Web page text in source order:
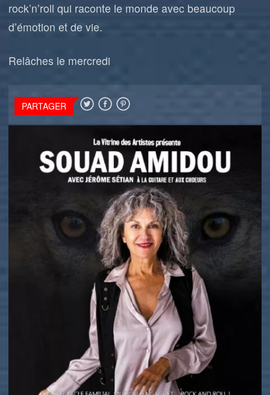
rock’n’roll qui raconte le monde avec beaucoup
d’émotion et de vie.
Relâches le mercredi
PARTAGER